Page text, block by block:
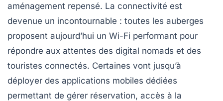
aménagement repensé. La connectivité est
devenue un incontournable : toutes les auberges
proposent aujourd’hui un Wi-Fi performant pour
répondre aux attentes des digital nomads et des
touristes connectés. Certaines vont jusqu’à
déployer des applications mobiles dédiées
permettant de gérer réservation, accès à la